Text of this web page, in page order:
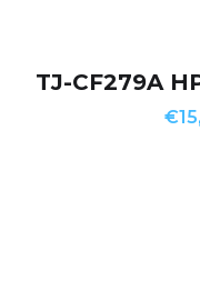
TJ-CF279A
€